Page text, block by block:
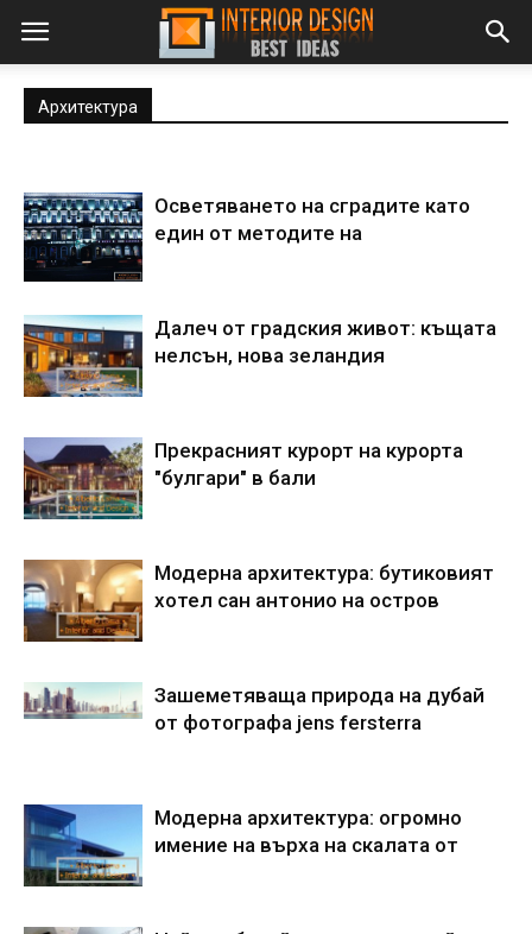
Архитектура
Осветяването на сградите като
един от методите на
Далеч от градския живот: къщата
нелсън, нова зеландия
Прекрасният курорт на курорта
"булгари" в бали
Модерна архитектура: бутиковият
хотел сан антонио на остров
Зашеметяваща природа на дубай
от фотографа jens fersterra
Модерна архитектура: огромно
имение на върха на скалата от